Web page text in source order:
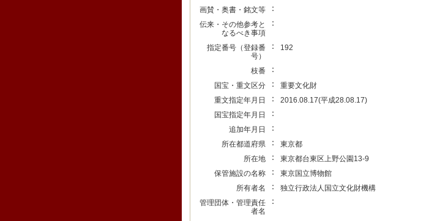
画賛・奥書・銘文等 ：
伝来・その他参考と
なるべき事項
：
指定番号（登録番
号）
： 192
枝番 ：
国宝・重文区分 ：
重要文化財
重文指定年月日
：
2016.08.17(平成28.08.17)
国宝指定年月日
：
追加年月日 ：
所在都道府県 ：
東京都
所在地
：
東京都台東区上野公園13-9
保管施設の名称
：
東京国立博物館
所有者名
：
独立行政法人国立文化財機構
管理団体・管理責任
者名
：